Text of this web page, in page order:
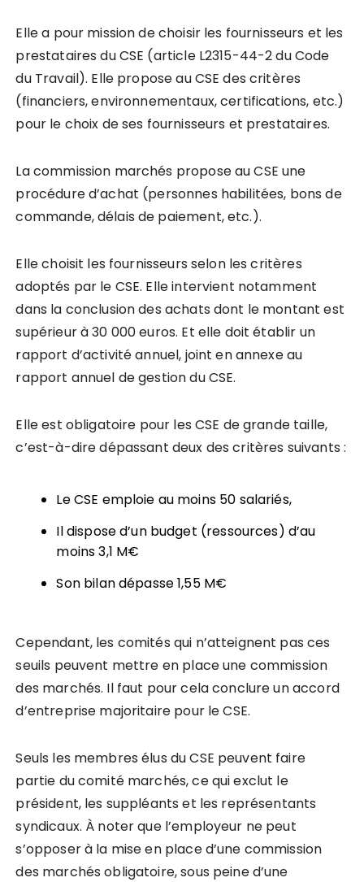
Elle a pour mission de choisir les fournisseurs et les
prestataires du CSE (article L2315-44-2 du Code
du Travail). Elle propose au CSE des critères
(financiers, environnementaux, certifications, etc.)
pour le choix de ses fournisseurs et prestataires.
La commission marchés propose au CSE une
procédure d’achat (personnes habilitées, bons de
commande, délais de paiement, etc.).
Elle choisit les fournisseurs selon les critères
adoptés par le CSE. Elle intervient notamment
dans la conclusion des achats dont le montant est
supérieur à 30 000 euros. Et elle doit établir un
rapport d’activité annuel, joint en annexe au
rapport annuel de gestion du CSE.
Elle est obligatoire pour les CSE de grande taille,
c’est-à-dire dépassant deux des critères suivants :
Le CSE emploie au moins 50 salariés,
Il dispose d’un budget (ressources) d’au
moins 3,1 M€
Son bilan dépasse 1,55 M€
Cependant, les comités qui n’atteignent pas ces
seuils peuvent mettre en place une commission
des marchés. Il faut pour cela conclure un accord
d’entreprise majoritaire pour le CSE.
Seuls les membres élus du CSE peuvent faire
partie du comité marchés, ce qui exclut le
président, les suppléants et les représentants
syndicaux. À noter que l’employeur ne peut
s’opposer à la mise en place d’une commission
des marchés obligatoire, sous peine d’une